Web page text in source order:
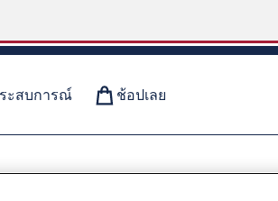
ะสบการณ์ ช้อปเลย